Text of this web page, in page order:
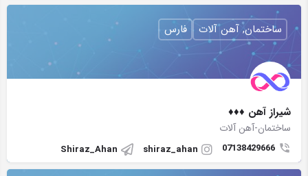
شیراز آهن ♦♦♦
ساختمان-آهن آلات
07138429666
shiraz_ahan
Shiraz_Ahan
ساختمان, آهن آلات فارس